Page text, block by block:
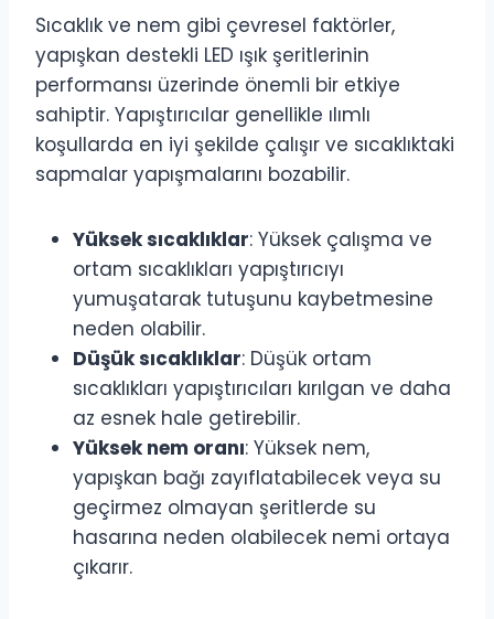
Sıcaklık ve nem gibi çevresel faktörler,
yapışkan destekli LED ışık şeritlerinin
performansı üzerinde önemli bir etkiye
sahiptir. Yapıştırıcılar genellikle ılımlı
koşullarda en iyi şekilde çalışır ve sıcaklıktaki
sapmalar yapışmalarını bozabilir.
Yüksek sıcaklıklar: Yüksek çalışma ve
ortam sıcaklıkları yapıştırıcıyı
yumuşatarak tutuşunu kaybetmesine
neden olabilir.
Düşük sıcaklıklar: Düşük ortam
sıcaklıkları yapıştırıcıları kırılgan ve daha
az esnek hale getirebilir.
Yüksek nem oranı: Yüksek nem,
yapışkan bağı zayıflatabilecek veya su
geçirmez olmayan şeritlerde su
hasarına neden olabilecek nemi ortaya
çıkarır.